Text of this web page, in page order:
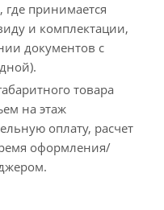
где принимается
и комплектации,
документов с
товара
на этаж
оплату, расчет
оформления/